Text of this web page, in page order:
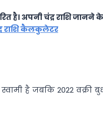
है। अपनी चंद्र राशि
राशि कैलकुलेटर
है जबकि 2022